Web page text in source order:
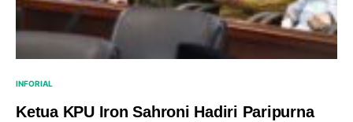
INFORIAL
Ketua KPU Iron Sahroni Hadiri Paripurna